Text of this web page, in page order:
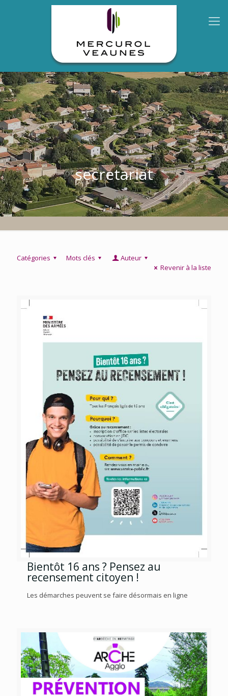
secretariat
Catégories Mots clés
Auteur
Revenir à la liste
Bientôt 16 ans ? Pensez au
recensement citoyen !
Les démarches peuvent se faire désormais en ligne